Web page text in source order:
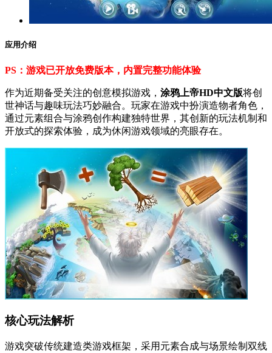
应用介绍
PS：游戏已开放免费版本，内置完整功能体验
作为近期备受关注的创意模拟游戏， 涂鸦上帝HD中文版将创
世神话与趣味玩法巧妙融合。玩家在游戏中扮演造物者角色，
通过元素组合与涂鸦创作构建独特世界，其创新的玩法机制和
开放式的探索体验，成为休闲游戏领域的亮眼存在。
核心玩法解析
游戏突破传统建造类游戏框架，采用元素合成与场景绘制双线